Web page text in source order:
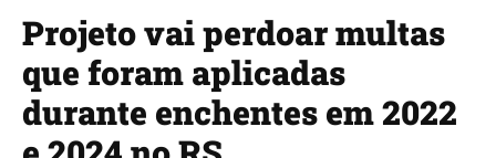
Projeto vai perdoar multas
que foram aplicadas
durante enchentes em 2022